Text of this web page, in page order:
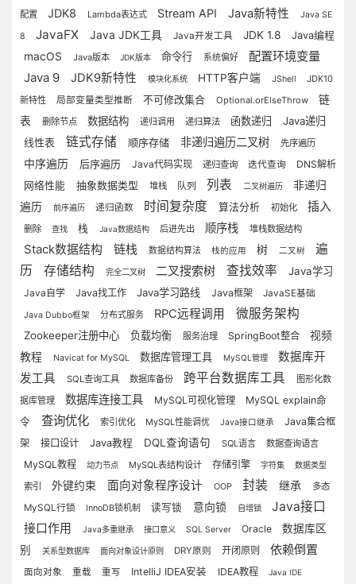
配置
JDK8 Lambda表达式 Stream API Java新特性 Java SE
8 JavaFX Java JDK工具 Java开发工具 JDK 1.8 Java编程
macOS Java版本 JDK版本 命令行 系统偏好
配置环境变量
Java 9
JDK9新特性 模块化系统 HTTP客户端 JShell
JDK10
新特性
局部变量类型推断 不可修改集合 Optional.orElseThrow
链
表
删除节点 数据结构 递归调用 递归算法 函数递归 Java递归
线性表 链式存储 顺序存储 非递归遍历二叉树 先序遍历
中序遍历 后序遍历 Java代码实现 递归查询 迭代查询
DNS解析
网络性能
抽象数据类型 堆栈 队列 列表 二叉树遍历
非递归
遍历
前序遍历 递归函数 时间复杂度 算法分析 初始化 插入
删除 查找 栈 Java数据结构 后进先出 顺序栈 堆栈数据结构
Stack数据结构 链栈 数据结构算法 栈的应用 树 二叉树
遍
历
存储结构 完全二叉树 二叉搜索树 查找效率 Java学习
Java自学 Java找工作 Java学习路线 Java框架 JavaSE基础
Java Dubbo框架 分布式服务 RPC远程调用 微服务架构
Zookeeper注册中心 负载均衡 服务治理 SpringBoot整合
视频
教程
Navicat for MySQL 数据库管理工具 MySQL管理
数据库开
发工具
SQL查询工具 数据库备份 跨平台数据库工具
图形化数
据库管理
数据库连接工具 MySQL可视化管理
MySQL explain命
令
查询优化 索引优化 MySQL性能调优 Java接口继承
Java集合框
架
接口设计 Java教程 DQL查询语句 SQL语言 数据查询语言
MySQL教程 动力节点 MySQL表结构设计 存储引擎 字符集 数据类型
索引 外键约束 面向对象程序设计 OOP 封装 继承
多态
MySQL行锁
InnoDB锁机制 读写锁 意向锁 自增锁 Java接口
接口作用 Java多重继承 接口意义 SQL Server Oracle
数据库区
别
关系型数据库 面向对象设计原则 DRY原则 开闭原则 依赖倒置
面向对象 重载 重写 IntelliJ IDEA安装 IDEA教程 Java IDE